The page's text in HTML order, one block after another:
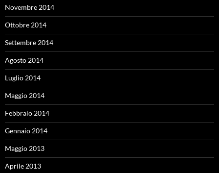
Novembre 2014
Ottobre 2014
Settembre 2014
Agosto 2014
Luglio 2014
Maggio 2014
Febbraio 2014
Gennaio 2014
Maggio 2013
Aprile 2013